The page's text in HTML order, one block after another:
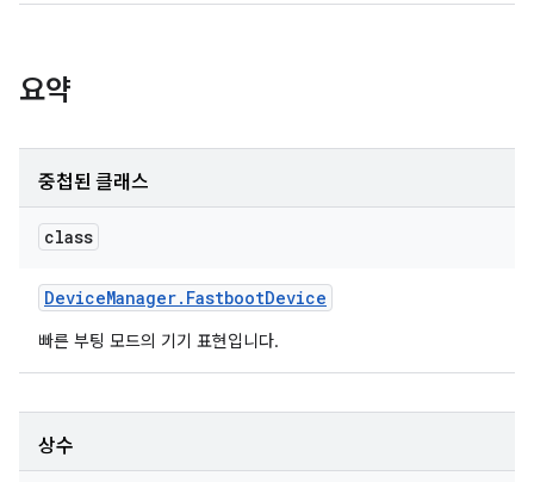
요약
중첩된 클래스
class
DeviceManager. FastbootDevice
빠른 부팅 모드의 기기 표현입니다.
상수